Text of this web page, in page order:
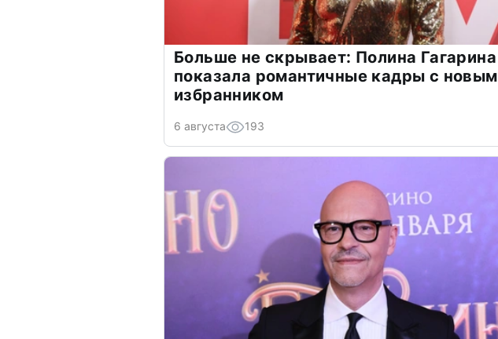
Больше не скрывает: Полина Гагарина
показала романтичные кадры с новым
избранником
6 августа 193